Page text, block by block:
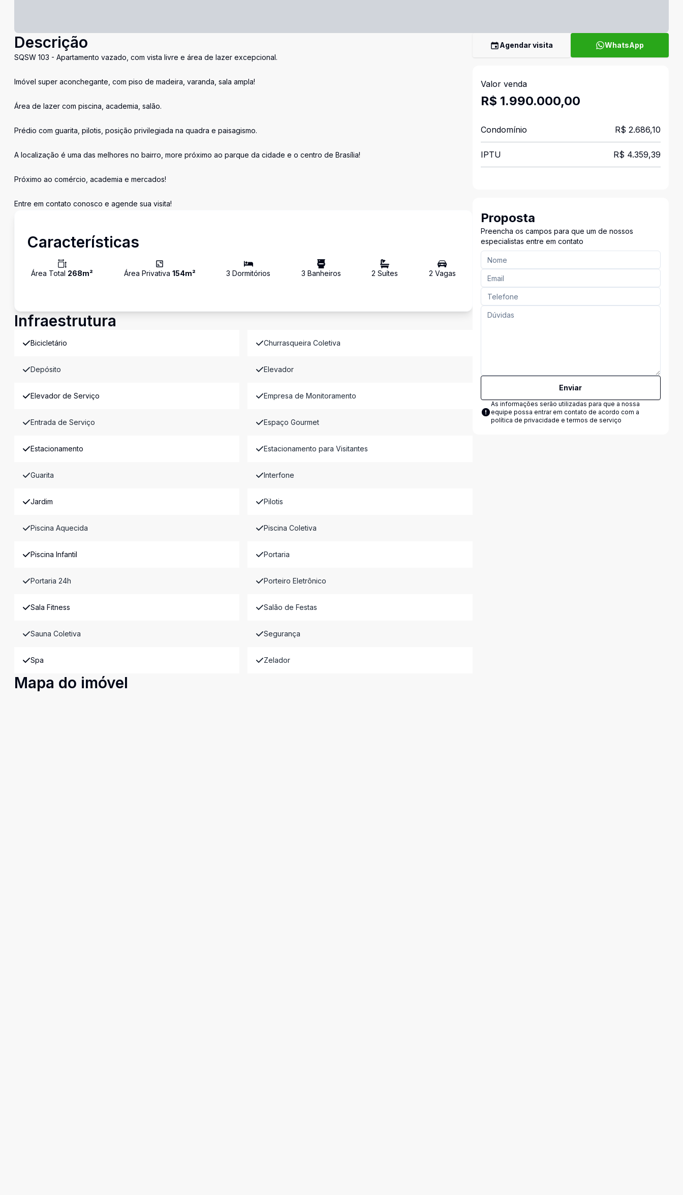
Descrição
SQSW 103 - Apartamento vazado, com vista livre e área de lazer excepcional.
Imóvel super aconchegante, com piso de madeira, varanda, sala ampla!
Área de lazer com piscina, academia, salão.
Prédio com guarita, pilotis, posição privilegiada na quadra e paisagismo.
A localização é uma das melhores no bairro, more próximo ao parque da cidade e o centro de Brasília!
Próximo ao comércio, academia e mercados!
Entre em contato conosco e agende sua visita!
Características
Área Total 268m² Área Privativa 154m² 3 Dormitórios 3 Banheiros 2 Suítes 2 Vagas
Infraestrutura
Bicicletário Churrasqueira Coletiva
Depósito Elevador
Elevador de Serviço Empresa de Monitoramento
Entrada de Serviço Espaço Gourmet
Estacionamento Estacionamento para Visitantes
Guarita Interfone
Jardim Pilotis
Piscina Aquecida Piscina Coletiva
Piscina Infantil Portaria
Portaria 24h Porteiro Eletrônico
Sala Fitness Salão de Festas
Sauna Coletiva Segurança
Spa Zelador
Mapa do imóvel
Agendar visita WhatsApp
Valor venda
R$ 1.990.000,00
Condomínio R$ 2.686,10
IPTU R$ 4.359,39
Proposta
Preencha os campos para que um de nossos
especialistas entre em contato
Enviar
As informações serão utilizadas para que a nossa
equipe possa entrar em contato de acordo com a
política de privacidade e termos de serviço